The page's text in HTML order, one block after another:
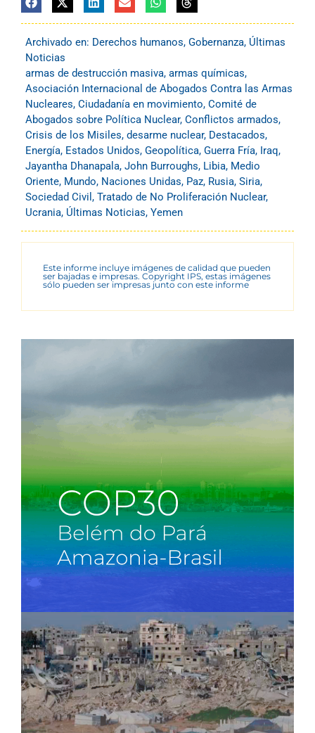
Archivado en: Derechos humanos, Gobernanza, Últimas
Noticias
armas de destrucción masiva, armas químicas,
Asociación Internacional de Abogados Contra las Armas
Nucleares, Ciudadanía en movimiento, Comité de
Abogados sobre Política Nuclear, Conflictos armados,
Crisis de los Misiles, desarme nuclear, Destacados,
Energía, Estados Unidos, Geopolítica, Guerra Fría, Iraq,
Jayantha Dhanapala, John Burroughs, Libia, Medio
Oriente, Mundo, Naciones Unidas, Paz, Rusia, Siria,
Sociedad Civil , Tratado de No Proliferación Nuclear,
Ucrania, Últimas Noticias, Yemen
Este informe incluye imágenes de calidad que pueden
ser bajadas e impresas. Copyright IPS, estas imágenes
sólo pueden ser impresas junto con este informe